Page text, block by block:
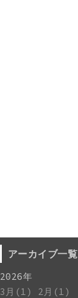
アーカイブ一覧
2026年
3月(1)
2月(1)